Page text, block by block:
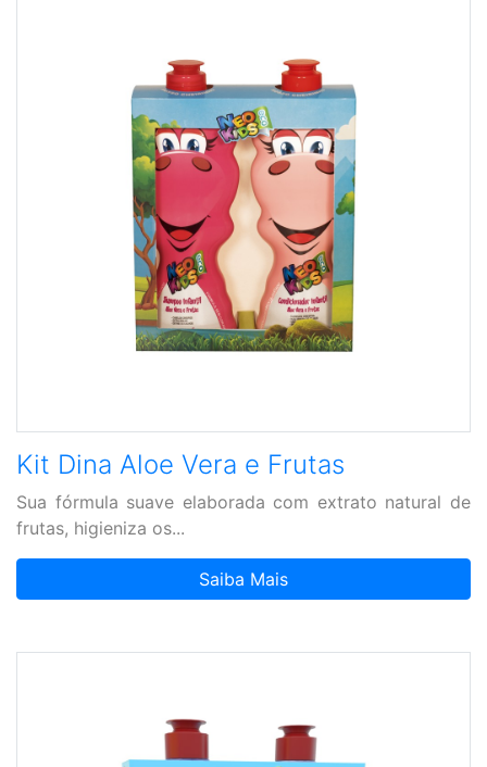
Kit Dina Aloe Vera e Frutas
Sua fórmula suave elaborada com extrato natural de
frutas, higieniza os...
Saiba Mais